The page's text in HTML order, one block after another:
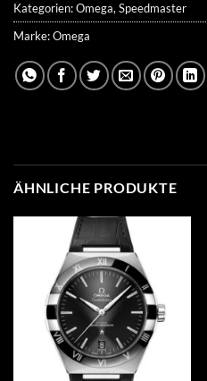
Kategorien:Omega, Speedmaster
Marke:Omega
ÄHNLICHE PRODUKTE